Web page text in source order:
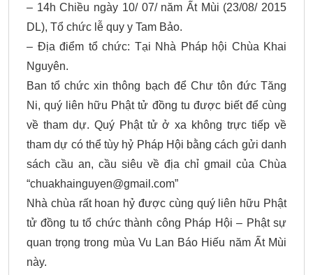
– 14h Chiều ngày 10/ 07/ năm Ất Mùi (23/08/ 2015
DL), Tổ chức lễ quy y Tam Bảo.
– Địa điểm tổ chức: Tại Nhà Pháp hội Chùa Khai
Nguyên.
Ban tổ chức xin thông bạch để Chư tôn đức Tăng
Ni, quý liên hữu Phật tử đồng tu được biết để cùng
về tham dự. Quý Phật tử ở xa không trực tiếp về
tham dự có thể tùy hỷ Pháp Hội bằng cách gửi danh
sách cầu an, cầu siêu về địa chỉ gmail của Chùa
“chuakhainguyen@gmail.com”
Nhà chùa rất hoan hỷ được cùng quý liên hữu Phật
tử đồng tu tổ chức thành công Pháp Hội – Phật sự
quan trọng trong mùa Vu Lan Báo Hiếu năm Ất Mùi
này.